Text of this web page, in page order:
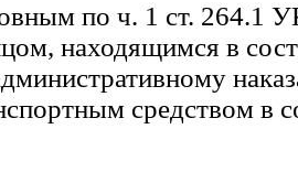
по ч. 1 ст. 264.1
находящимся в
средством в